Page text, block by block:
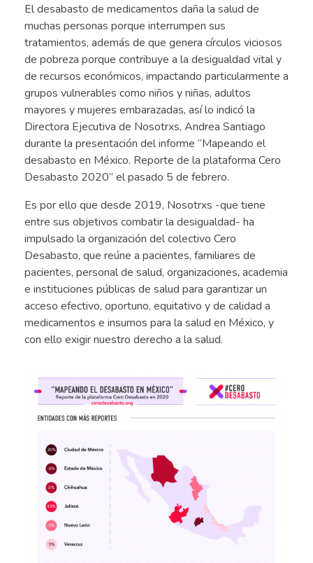
El desabasto de medicamentos daña la salud de
muchas personas porque interrumpen sus
tratamientos, además de que genera círculos viciosos
de pobreza porque contribuye a la desigualdad vital y
de recursos económicos, impactando particularmente a
grupos vulnerables como niños y niñas, adultos
mayores y mujeres embarazadas, así lo indicó la
Directora Ejecutiva de Nosotrxs, Andrea Santiago
durante la presentación del informe “Mapeando el
desabasto en México. Reporte de la plataforma Cero
Desabasto 2020” el pasado 5 de febrero.
Es por ello que desde 2019, Nosotrxs -que tiene
entre sus objetivos combatir la desigualdad- ha
impulsado la organización del colectivo Cero
Desabasto, que reúne a pacientes, familiares de
pacientes, personal de salud, organizaciones, academia
e instituciones públicas de salud para garantizar un
acceso efectivo, oportuno, equitativo y de calidad a
medicamentos e insumos para la salud en México, y
con ello exigir nuestro derecho a la salud.